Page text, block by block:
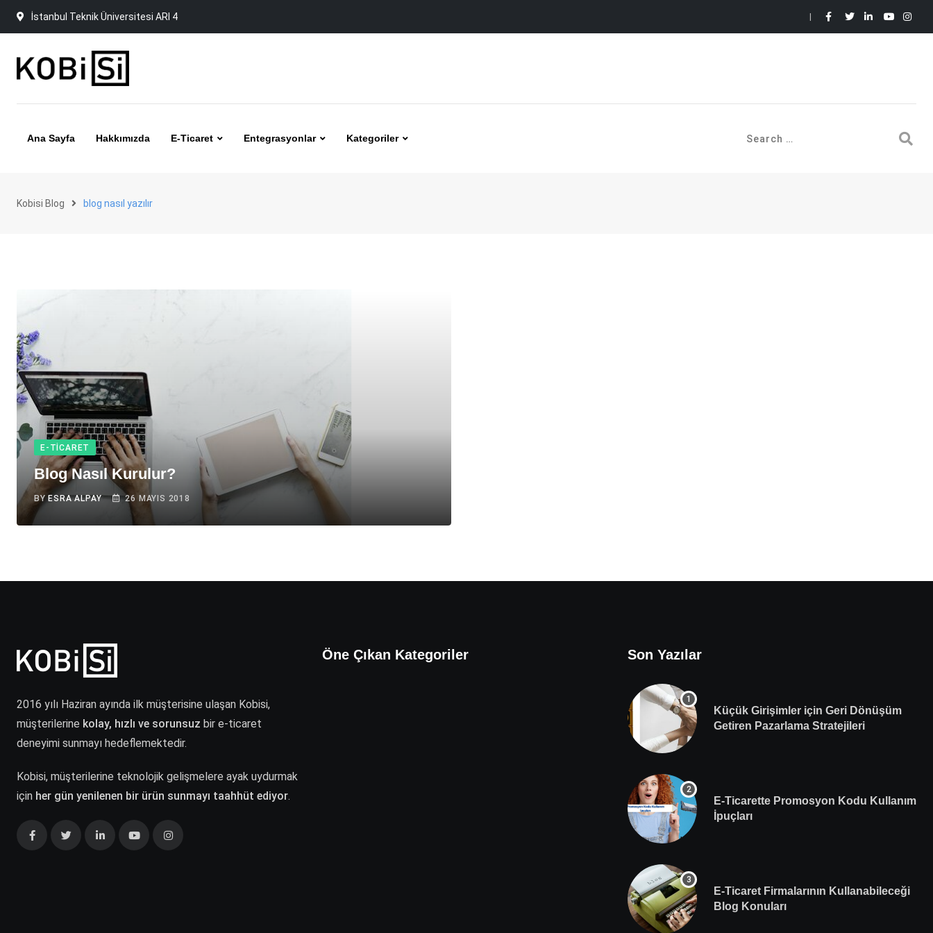
Skip
İstanbul Teknik Üniversitesi ARI 4
Ana Sayfa Hakkımızda E-Ticaret Entegrasyonlar Kategoriler
Kobisi Blog blog nasıl yazılır
E-TICARET
Blog Nasıl Kurulur?
BYESRA ALPAY 26 MAYIS 2018
2016 yılı Haziran ayında ilk müşterisine ulaşan Kobisi,
müşterilerine kolay, hızlı ve sorunsuz bir e-ticaret
deneyimi sunmayı hedeflemektedir.
Kobisi, müşterilerine teknolojik gelişmelere ayak uydurmak
için her gün yenilenen bir ürün sunmayı taahhüt ediyor.
Öne Çıkan Kategoriler Son Yazılar
Küçük Girişimler için Geri Dönüşüm
Getiren Pazarlama Stratejileri
E-Ticarette Promosyon Kodu Kullanım
İpuçları
E-Ticaret Firmalarının Kullanabileceği
Blog Konuları